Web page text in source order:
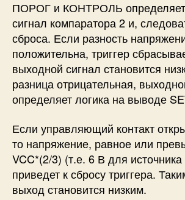
Таким образом, мы можем
напряжение на выводе ПОРОГ
когда выходной сигнал должен
низкий уровень, когда
разомкнут.
Вывод 7. РАЗРЯД: Этот вывод
транзистор (на котором был взят
вывод, Q1 подключил свою базу
раз, когда выходной сигнал
или триггер сбрасывается,
замыкается на землю. Поскольку